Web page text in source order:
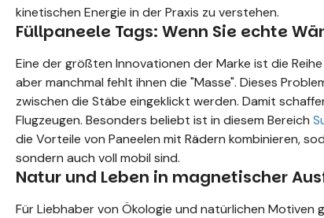
kinetischen Energie in der Praxis zu verstehen.
Füllpaneele Tags: Wenn Sie echte
Eine der größten Innovationen der Marke ist die Reihe
aber manchmal fehlt ihnen die "Masse". Dieses
zwischen die Stäbe eingeklickt werden. Damit
Flugzeugen. Besonders beliebt ist in diesem Bereich
die Vorteile von Paneelen mit Rädern kombinieren,
sondern auch voll mobil sind.
Natur und Leben in magnetischer
Für Liebhaber von Ökologie und natürlichen Motiven